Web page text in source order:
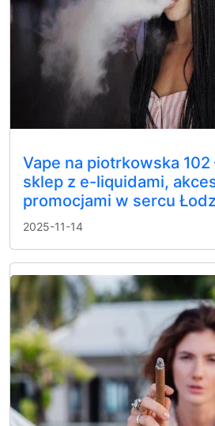
Vape na piotrkowska 102
sklep z e-liquidami,
promocjami w sercu
2025-11-14